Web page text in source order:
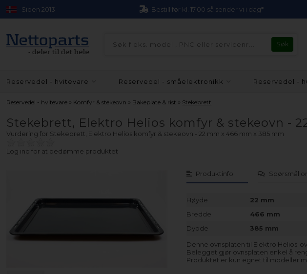
Siden 2013 Bestill før kl. 17.00 så sender vi i dag*
Reservedel - hvitevare Reservedel - småelektronikk Reservedel -
Reservedel - hvitevare » Komfyr & stekeovn » Bakeplate & rist » Stekebrett
Stekebrett, Elektro Helios komfyr & stekeovn -
Vurdering for Stekebrett, Elektro Helios komfyr & stekeovn - 22 mm x 466 mm x 385 mm
Log ind for at bedømme produktet
Produktinfo Spørsmål
Høyde
22 mm
Bredde
466 mm
Dybde
385 mm
Denne ovnsplaten til Elektro Helios-
Belegget gjør ovnsplaten enkel å
Produktet er kun egnet til modeller